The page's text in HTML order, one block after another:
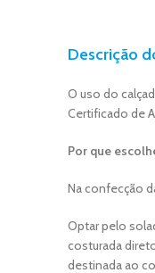
Descrição
O uso do
Certificado de
Por que
Na confecção
Optar pelo
costurada
destinada ao